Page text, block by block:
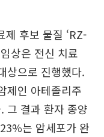
제 후보 물질 ‘RZ-
상은 전신 치료
상으로 진행했다.
제인 아테졸리주
그 결과 환자 종양
는 암세포가 완